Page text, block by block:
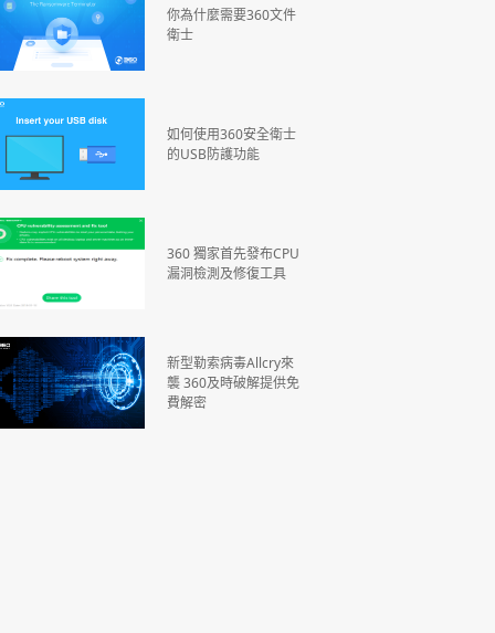
你為什麼需要360文件
衛士
如何使用360安全衛士
的USB防護功能
360 獨家首先發布CPU
漏洞檢測及修復工具
新型勒索病毒Allcry來
襲 360及時破解提供免
費解密